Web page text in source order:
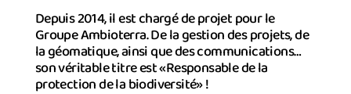
Depuis 2014, il est chargé de projet pour le
Groupe Ambioterra. De la gestion des projets, de
la géomatique, ainsi que des communications…
son véritable titre est «Responsable de la
protection de la biodiversité» !